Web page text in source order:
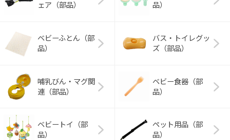
ェア（部品）
品）
ベビーふとん（部
品）
バス・トイレグッ
ズ（部品）
哺乳びん・マグ関
連（部品）
ベビー食器（部
品）
ベビートイ（部
品）
ペット用品（部
品）